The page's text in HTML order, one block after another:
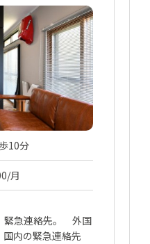
10分
月
緊急連絡先。 外国
内の緊急連絡先